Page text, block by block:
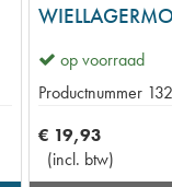
op voorraad
Productnummer
€ 19,93
(incl. btw)